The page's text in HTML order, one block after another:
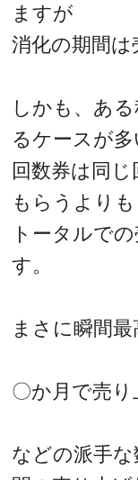
ますが
消化の期間は
しかも、あ
るケースが
回数券は同
もらうよりも
トータルで
す。
まさに瞬間最
〇か月で売り
などの派手